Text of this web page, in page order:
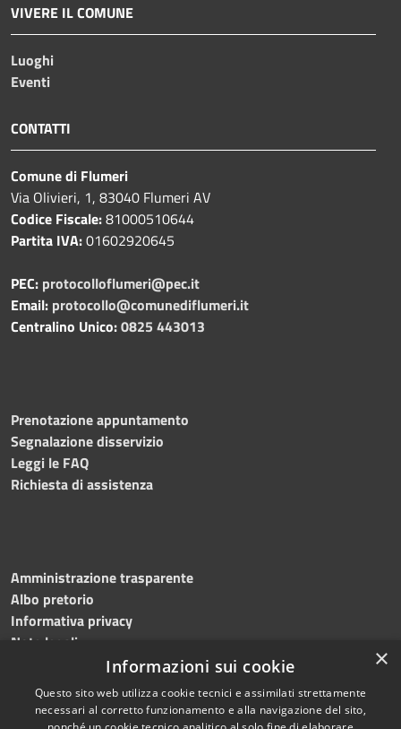
VIVERE IL COMUNE
Luoghi
Eventi
CONTATTI
Comune di Flumeri
Via Olivieri, 1, 83040 Flumeri AV
Codice Fiscale:81000510644
Partita IVA:01602920645
PEC: protocolloflumeri@pec.it
Email: protocollo@comunediflumeri.it
Centralino Unico:0825 443013
Prenotazione appuntamento
Segnalazione disservizio
Leggi le FAQ
Richiesta di assistenza
Amministrazione trasparente
Albo pretorio
Informativa privacy
Note legali
Dichiarazione di accessibilità
×
Informazioni sui cookie
Questo sito web utilizza cookie tecnici e assimilati strettamente
necessari al corretto funzionamento e alla navigazione del sito,